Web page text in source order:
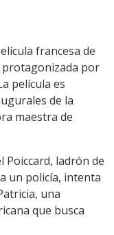
francesa de
protagonizada por
película es
de la
maestra de
Poiccard, ladrón de
un policía, intenta
una
que busca